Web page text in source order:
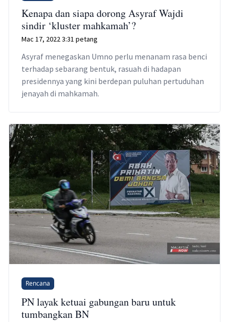
Kenapa dan siapa dorong Asyraf Wajdi
sindir ‘kluster mahkamah’?
Mac 17, 2022 3:31 petang
Asyraf menegaskan Umno perlu menanam rasa benci
terhadap sebarang bentuk, rasuah di hadapan
presidennya yang kini berdepan puluhan pertuduhan
jenayah di mahkamah.
Rencana
PN layak ketuai gabungan baru untuk
tumbangkan BN